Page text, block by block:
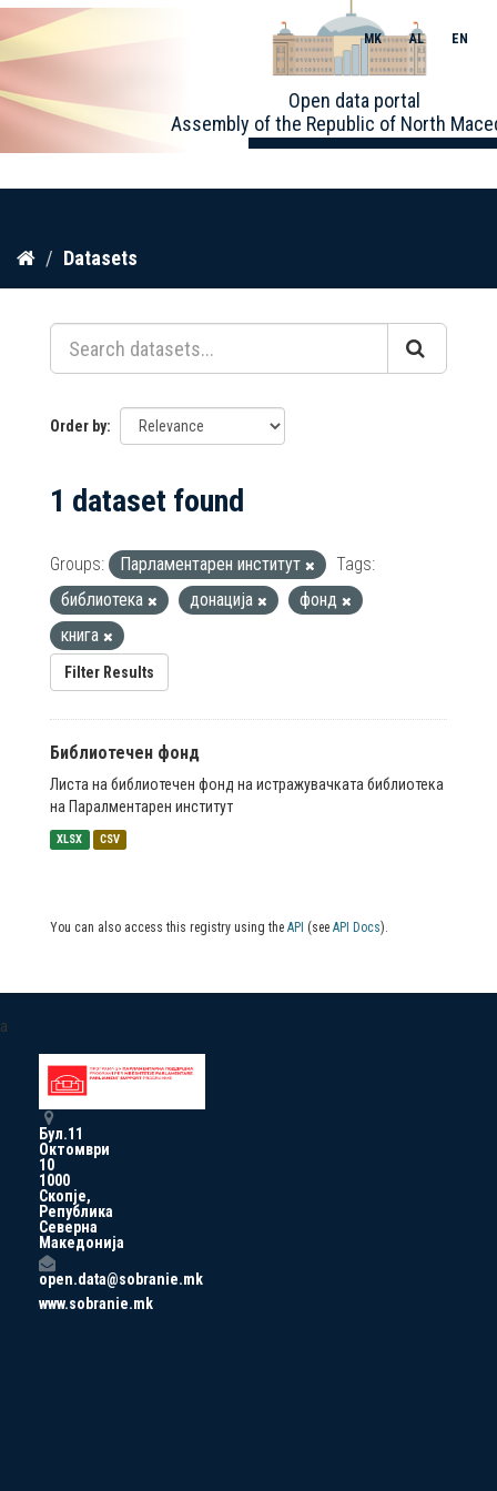
Skip
content
Open data portal
Assembly of the Republic of North
MK AL EN
Datasets
Order by
1 dataset found
Groups: Парламентарен институт
Tags:
библиотека
донација
фонд
книга
Filter Results
Библиотечен фонд
Листа на библиотечен фонд на истражувачката библиотека
на Паралментарен институт
XLSX CSV
You can also access this registry using the API (see API Docs).
a
Бул.11
Октомври
10
1000
Скопје,
Република
Северна
Македонија
open.data@sobranie.mk
www.sobranie.mk